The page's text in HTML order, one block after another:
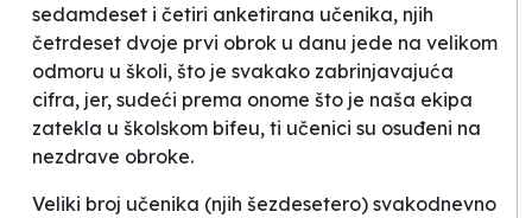
sedamdeset i četiri anketirana učenika, njih
četrdeset dvoje prvi obrok u danu jede na velikom
odmoru u školi, što je svakako zabrinjavajuća
cifra, jer, sudeći prema onome što je naša ekipa
zatekla u školskom bifeu, ti učenici su osuđeni na
nezdrave obroke.
Veliki broj učenika (njih šezdesetero) svakodnevno